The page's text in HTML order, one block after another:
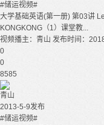
#储运视频#
大学基础英语(第一册) 第03讲
KONGKONG（1）课堂教...
视频播主：青山 发布时间：
0
0
8585
青山
2013-5-9发布
#储运视频#